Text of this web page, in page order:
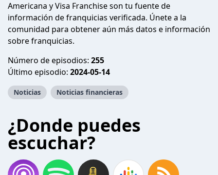
Americana y Visa Franchise son tu fuente de
información de franquicias verificada. Únete a la
comunidad para obtener aún más datos e información
sobre franquicias.
Número de episodios: 255
Último episodio: 2024-05-14
Noticias Noticias financieras
¿Donde puedes
escuchar?